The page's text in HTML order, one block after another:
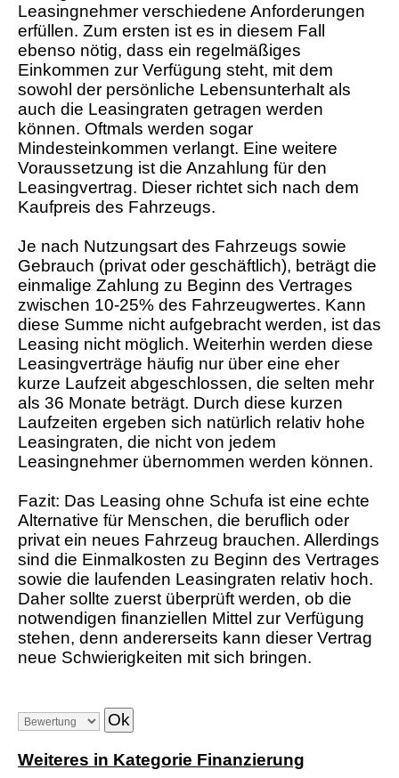
Leasingnehmer verschiedene Anforderungen
erfüllen. Zum ersten ist es in diesem Fall
ebenso nötig, dass ein regelmäßiges
Einkommen zur Verfügung steht, mit dem
sowohl der persönliche Lebensunterhalt als
auch die Leasingraten getragen werden
können. Oftmals werden sogar
Mindesteinkommen verlangt. Eine weitere
Voraussetzung ist die Anzahlung für den
Leasingvertrag. Dieser richtet sich nach dem
Kaufpreis des Fahrzeugs.
Je nach Nutzungsart des Fahrzeugs sowie
Gebrauch (privat oder geschäftlich), beträgt die
einmalige Zahlung zu Beginn des Vertrages
zwischen 10-25% des Fahrzeugwertes. Kann
diese Summe nicht aufgebracht werden, ist das
Leasing nicht möglich. Weiterhin werden diese
Leasingverträge häufig nur über eine eher
kurze Laufzeit abgeschlossen, die selten mehr
als 36 Monate beträgt. Durch diese kurzen
Laufzeiten ergeben sich natürlich relativ hohe
Leasingraten, die nicht von jedem
Leasingnehmer übernommen werden können.
Fazit: Das Leasing ohne Schufa ist eine echte
Alternative für Menschen, die beruflich oder
privat ein neues Fahrzeug brauchen. Allerdings
sind die Einmalkosten zu Beginn des Vertrages
sowie die laufenden Leasingraten relativ hoch.
Daher sollte zuerst überprüft werden, ob die
notwendigen finanziellen Mittel zur Verfügung
stehen, denn andererseits kann dieser Vertrag
neue Schwierigkeiten mit sich bringen.
Weiteres in Kategorie Finanzierung